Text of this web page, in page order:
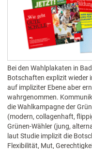
Bei den Wahlplakaten in
Botschaften explizit wieder
auf impliziter Ebene aber
wahrgenommen.
die Wahlkampagne der
(modern, collagenhaft,
Grünen-Wähler (jung,
laut Studie implizit die
Flexibilität, Mut,